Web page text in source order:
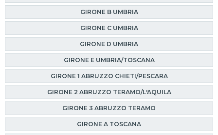
GIRONE B UMBRIA
GIRONE C UMBRIA
GIRONE D UMBRIA
GIRONE E UMBRIA/TOSCANA
GIRONE 1 ABRUZZO CHIETI/PESCARA
GIRONE 2 ABRUZZO TERAMO/L'AQUILA
GIRONE 3 ABRUZZO TERAMO
GIRONE A TOSCANA